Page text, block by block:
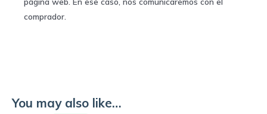
comprador.
You may also like…